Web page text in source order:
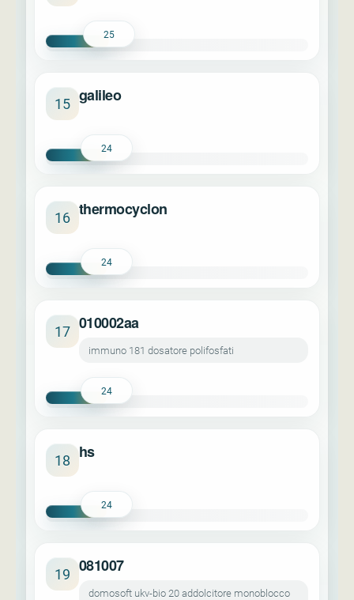
25
15 galileo
24
16 thermocyclon
24
17 010002aa
immuno 181 dosatore polifosfati
24
18 hs
24
19 081007
domosoft ukv-bio 20 addolcitore monoblocco